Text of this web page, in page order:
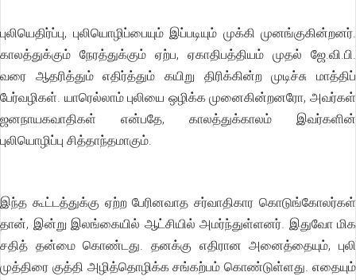
புலியெதிர்ப்பு, புலியொழிப்பையும் இப்படியும் முக்கி முனங்குகின்றனர்.
காலத்துக்கும் நேரத்துக்கும் ஏற்ப, ஏகாதிபத்தியம் முதல் ஜே.வி.பி.
வரை ஆதரித்தும் எதிர்த்தும் கயிறு திரிக்கின்ற முடிச்சு மாத்திப்
பேர்வழிகள். யாரெல்லாம் புலியை ஒழிக்க முனைகின்றனரோ, அவர்கள்
ஜனநாயகவாதிகள் என்பதே, காலத்துக்காலம் இவர்களின்
புலியொழிப்பு சித்தாந்தமாகும்.
இந்த கூட்டத்துக்கு ஏற்ற பேரினவாத சர்வாதிகார கொடுங்கோலர்கள்
தான், இன்று இலங்கையில் ஆட்சியில் அமர்ந்துள்ளனர். இதுவோ மிக
சதித் தன்மை கொண்டது. தனக்கு எதிரான அனைத்தையும், புலி
முத்திரை குத்தி அழித்தொழிக்க சங்கற்பம் கொண்டுள்ளது. எதையும்